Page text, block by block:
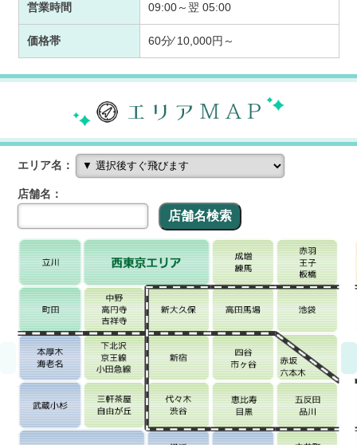
営業時間 09:00～翌 05:00
価格帯 60分⁄ 10,000円～
エリア名：
店舗名：